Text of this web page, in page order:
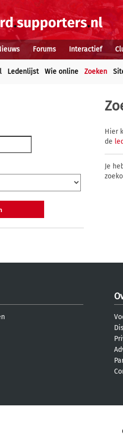
Forums Interactief
Ledenlijst Wie online Zoeken
Hier
de
Je